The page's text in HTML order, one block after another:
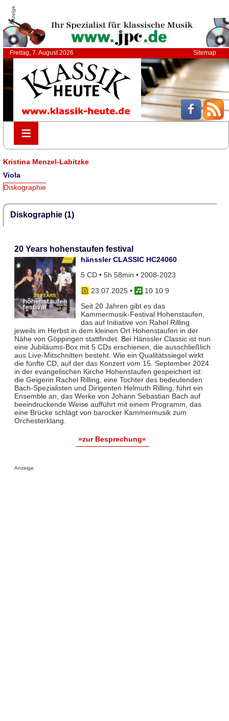
Anzeige
Freitag, 7. August 2026 Sitemap
≡
≡
Kristina Menzel-Labitzke
Viola
Diskographie
Diskographie (1)
20 Years hohenstaufen festival
hänssler CLASSIC HC24060
5 CD • 5h 58min • 2008-2023
23.07.2025•
10 10 9
Seit 20 Jahren gibt es das
Kammermusik-Festival Hohenstaufen,
das auf Initiative von Rahel Rilling
jeweils im Herbst in dem kleinen Ort Hohenstaufen in der
Nähe von Göppingen stattfindet. Bei Hänssler Classic ist nun
eine Jubiläums-Box mit 5 CDs erschienen, die ausschließlich
aus Live-Mitschnitten besteht. Wie ein Qualitätssiegel wirkt
die fünfte CD, auf der das Konzert vom 15. September 2024
in der evangelischen Kirche Hohenstaufen gespeichert ist:
die Geigerin Rachel Rilling, eine Tochter des bedeutenden
Bach-Spezialisten und Dirigenten Helmuth Rilling, führt ein
Ensemble an, das Werke von Johann Sebastian Bach auf
beeindruckende Weise aufführt mit einem Programm, das
eine Brücke schlägt von barocker Kammermusik zum
Orchesterklang.
»zur Besprechung«
Anzeige